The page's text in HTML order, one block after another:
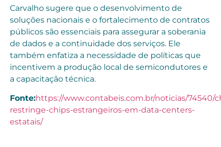
Carvalho sugere que o desenvolvimento de
soluções nacionais e o fortalecimento de contratos
públicos são essenciais para assegurar a soberania
de dados e a continuidade dos serviços. Ele
também enfatiza a necessidade de políticas que
incentivem a produção local de semicondutores e
a capacitação técnica.
Fonte:https://www.contabeis.com.br/noticias/74540/
restringe-chips-estrangeiros-em-data-centers-
estatais/